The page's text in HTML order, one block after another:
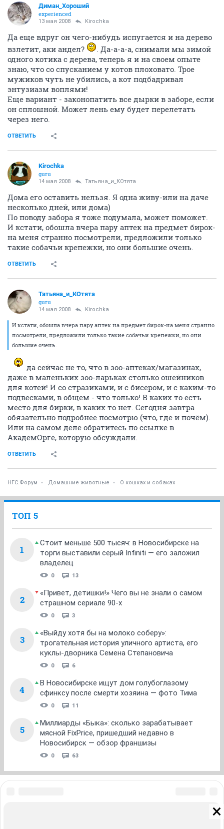
Диман_Хороший
experienced
13 мая 2008 Kirochka
Да еще вдруг он чего-нибудь испугается и на дерево
взлетит, аки андел?
. Да-а-а-а, снимали мы зимой
одного котика с дерева, теперь я и на своем опыте
знаю, что со спусканием у котов плоховато. Трое
мужиков чуть не убились, а кот подбадривал
энтузиазм воплями!
Еще вариант - законопатить все дырки в заборе, если
он сплошной. Может лень ему будет перелетать
через него.
ОТВЕТИТЬ
Kirochka
guru
14 мая 2008 Татьяна_и_КОтята
Дома его оставить нельзя. Я одна живу-или на даче
несколько дней, или дома)
По поводу забора я тоже подумала, может поможет.
И кстати, обошла вчера пару аптек на предмет бирок-
на меня странно посмотрели, предложили только
такие собачьи крепежки, но они большие очень.
ОТВЕТИТЬ
Татьяна_и_КОтята
guru
14 мая 2008 Kirochka
И кстати, обошла вчера пару аптек на предмет бирок-на меня странно
посмотрели, предложили только такие собачьи крепежки, но они
большие очень.
да сейчас не то, что в зоо-аптеках/магазинах,
даже в маленьких зоо-ларьках столько ошейников
для котей! И со стразиками, и с бисером, и с каким-то
подвесками, в общем - что только! В каких то есть
место для бирки, в каких то нет. Сегодня завтра
обязательно подробнее посмотрю (что, где и почём).
Или на самом деле обратитесь по ссылке в
АкадемОрге, которую обсуждали.
ОТВЕТИТЬ
НГС.Форум Домашние животные О кошках и собаках
ТОП 5
1
Стоит меньше 500 тысяч: в Новосибирске на
торги выставили серый Infiniti — его заложил
владелец
0 13
2
«Привет, детишки!» Чего вы не знали о самом
страшном сериале 90-х
0 3
3
«Выйду хотя бы на молоко соберу»:
трогательная история уличного артиста, его
куклы-дворника Семена Степановича
0 6
4
В Новосибирске ищут дом голубоглазому
сфинксу после смерти хозяина — фото Тима
0 11
5
Миллиарды «Быка»: сколько зарабатывает
мясной FixPrice, пришедший недавно в
Новосибирск — обзор франшизы
0 63